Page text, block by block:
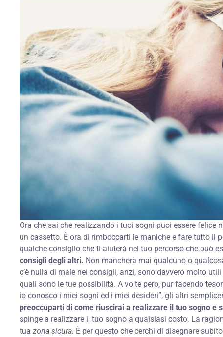
Ora che sai che realizzando i tuoi sogni puoi essere felice
un cassetto. È ora di rimboccarti le maniche e fare tutto il
qualche consiglio che ti aiuterà nel tuo percorso che può
consigli degli altri. Non mancherà mai qualcuno o
c’è nulla di male nei consigli, anzi, sono davvero molto
quali sono le tue possibilità. A volte però, pur facendo
io conosco i miei sogni ed i miei desideri”, gli altri
preoccuparti di come riuscirai a realizzare il tuo sogno e
spinge a realizzare il tuo sogno a qualsiasi costo. La
tua zona sicura. È per questo che cerchi di disegnare